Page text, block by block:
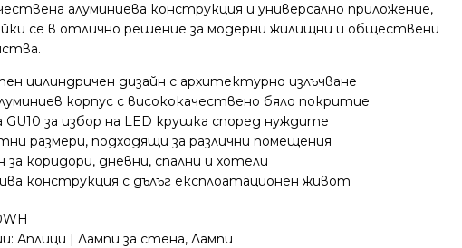
алуминиева конструкция и универсално приложение,
се в отлично решение за модерни жилищни и обществени
цилиндричен дизайн с архитектурно излъчване
корпус с висококачествено бяло покритие
GU10 за избор на LED крушка според нуждите
размери, подходящи за различни помещения
за коридори, дневни, спални и хотели
конструкция с дълъг експлоатационен живот
Аплици | Лампи за стена, Лампи